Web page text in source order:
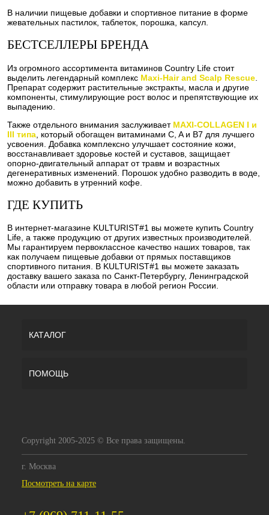
В наличии пищевые добавки и спортивное питание в форме
жевательных пастилок, таблеток, порошка, капсул.
БЕСТСЕЛЛЕРЫ БРЕНДА
Из огромного ассортимента витаминов Country Life стоит
выделить легендарный комплекс Maxi-Hair and Scalp Rescue
Препарат содержит растительные экстракты, масла и другие
компоненты, стимулирующие рост волос и препятствующие их
выпадению.
Также отдельного внимания заслуживает MAXI-COLLAGEN I и
III типа , который обогащен витаминами C, A и B7 для лучшего
усвоения. Добавка комплексно улучшает состояние кожи,
восстанавливает здоровье костей и суставов, защищает
опорно-двигательный аппарат от травм и возрастных
дегенеративных изменений. Порошок удобно разводить в воде,
можно добавить в утренний кофе.
ГДЕ КУПИТЬ
В интернет-магазине KULTURIST#1 вы можете купить Country
Life, а также продукцию от других известных производителей.
Мы гарантируем первоклассное качество наших товаров, так
как получаем пищевые добавки от прямых поставщиков
спортивного питания. В KULTURIST#1 вы можете заказать
доставку вашего заказа по Санкт-Петербургу, Ленинградской
области или отправку товара в любой регион России.
КАТАЛОГ
ПОМОЩЬ
Copyright 2005-2025 © Все права защищены.
г. Москва
Посмотреть на карте